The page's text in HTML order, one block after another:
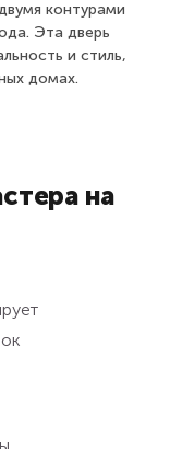
контурами
Эта дверь
и стиль,
домах.
на